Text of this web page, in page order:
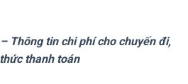
Thông tin chi phí cho chuyến đi,
thanh toán